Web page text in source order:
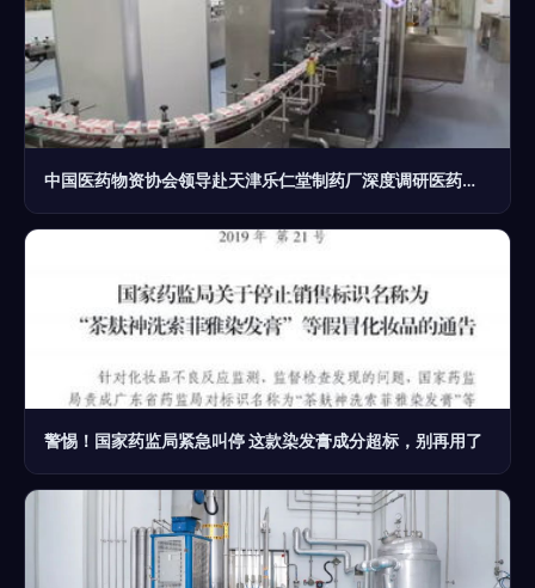
中国医药物资协会领导赴天津乐仁堂制药厂深度调研医药科技创新
警惕！国家药监局紧急叫停 这款染发膏成分超标，别再用了